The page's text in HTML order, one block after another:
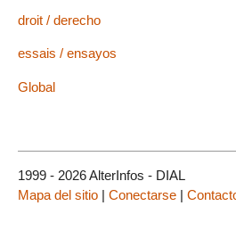
droit / derecho
essais / ensayos
Global
1999 - 2026 AlterInfos - DIAL
Mapa del sitio | Conectarse |